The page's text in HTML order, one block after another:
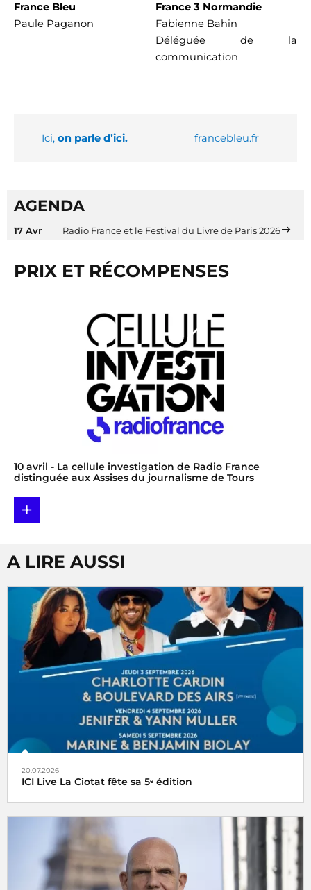
France Bleu
Paule Paganon
France 3 Normandie
Fabienne Bahin
Déléguée de la
communication
Ici, on parle d’ici. francebleu.fr
AGENDA
17 Avr Radio France et le Festival du Livre de Paris 2026
PRIX ET RÉCOMPENSES
10 avril - La cellule investigation de Radio France
distinguée aux Assises du journalisme de Tours
+
A LIRE AUSSI
20.07.2026
ICI Live La Ciotat fête sa 5ᵉ édition